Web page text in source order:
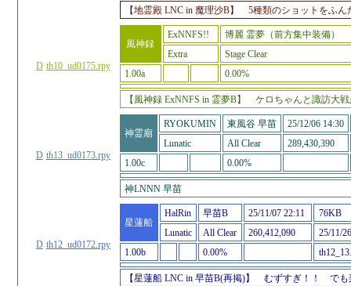
【地霊殿 LNC in 魔理沙B】 5種類のショットをふ
D th10_ud0175.rpy
風神録
ExNNFS!!
博麗 霊夢（前方集中装備）
Extra
Stage Clear
1.00a
0.00%
【風神録 ExNNFS in 霊夢B】 ケロちゃんと諏訪大
D th13_ud0173.rpy
神霊廟
RYOKUMIN 東風谷 早苗
25/12/06 14:30
Lunatic
All Clear
289,430,390
1.00c
0.00%
神LNNN 早苗
D th12_ud0172.rpy
星蓮船
HalRin 早苗B 25/11/07 22:11
76KB
Lunatic
All Clear 260,412,090
25/11/
1.00b
0.00%
【星蓮船 LNC in 早苗B(再掲)】 むずすぎ！！ でも